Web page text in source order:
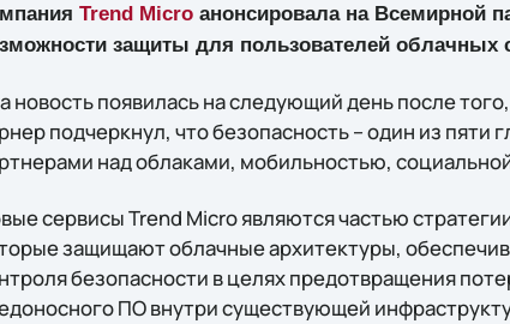
Trend Microанонсировала на Всемирной
защиты для пользователей облачных
новость появилась на следующий день после
подчеркнул, что безопасность – один из
над облаками, мобильностью,
сервисы Trend Micro являются частью
защищают облачные архитектуры,
безопасности в целях предотвращения
ПО внутри существующей